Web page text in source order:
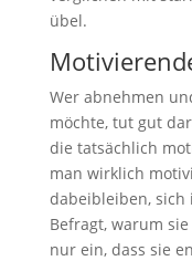
übel.
Wer abnehmen
möchte, tut gut
die tatsächlich
man wirklich
dabeibleiben, sich
Befragt, warum
nur ein, dass sie